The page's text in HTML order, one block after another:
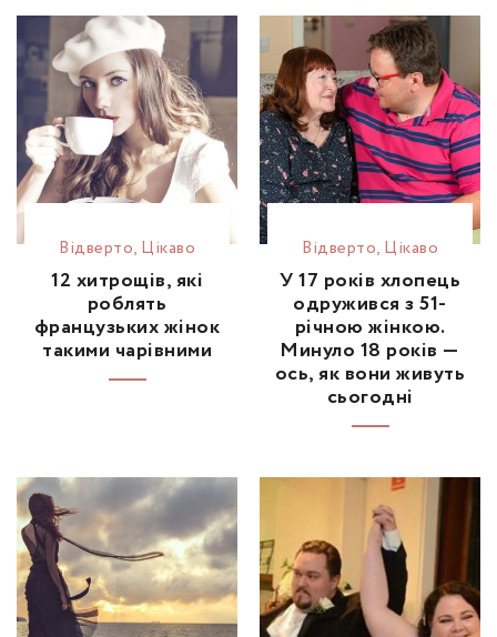
Відвертo, Цікаво
12 хитрощів, які
роблять
французьких жінок
такими чарівними
Відвертo, Цікаво
У 17 років хлопець
одружився з 51-
річною жінкою.
Минуло 18 років —
ось, як вони живуть
сьогодні